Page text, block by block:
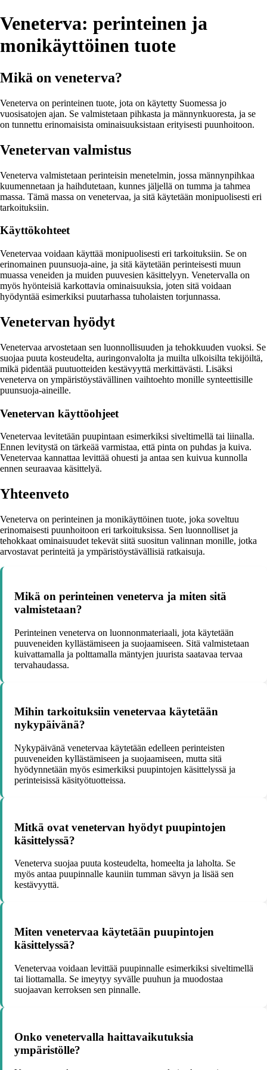
Veneterva: perinteinen ja
monikäyttöinen tuote
Mikä on veneterva?
Veneterva on perinteinen tuote, jota on käytetty Suomessa jo
vuosisatojen ajan. Se valmistetaan pihkasta ja männynkuoresta, ja se
on tunnettu erinomaisista ominaisuuksistaan erityisesti puunhoitoon.
Venetervan valmistus
Veneterva valmistetaan perinteisin menetelmin, jossa männynpihkaa
kuumennetaan ja haihdutetaan, kunnes jäljellä on tumma ja tahmea
massa. Tämä massa on venetervaa, ja sitä käytetään monipuolisesti eri
tarkoituksiin.
Käyttökohteet
Venetervaa voidaan käyttää monipuolisesti eri tarkoituksiin. Se on
erinomainen puunsuoja-aine, ja sitä käytetään perinteisesti muun
muassa veneiden ja muiden puuvesien käsittelyyn. Venetervalla on
myös hyönteisiä karkottavia ominaisuuksia, joten sitä voidaan
hyödyntää esimerkiksi puutarhassa tuholaisten torjunnassa.
Venetervan hyödyt
Venetervaa arvostetaan sen luonnollisuuden ja tehokkuuden vuoksi. Se
suojaa puuta kosteudelta, auringonvalolta ja muilta ulkoisilta tekijöiltä,
mikä pidentää puutuotteiden kestävyyttä merkittävästi. Lisäksi
veneterva on ympäristöystävällinen vaihtoehto monille synteettisille
puunsuoja-aineille.
Venetervan käyttöohjeet
Venetervaa levitetään puupintaan esimerkiksi siveltimellä tai liinalla.
Ennen levitystä on tärkeää varmistaa, että pinta on puhdas ja kuiva.
Venetervaa kannattaa levittää ohuesti ja antaa sen kuivua kunnolla
ennen seuraavaa käsittelyä.
Yhteenveto
Veneterva on perinteinen ja monikäyttöinen tuote, joka soveltuu
erinomaisesti puunhoitoon eri tarkoituksissa. Sen luonnolliset ja
tehokkaat ominaisuudet tekevät siitä suositun valinnan monille, jotka
arvostavat perinteitä ja ympäristöystävällisiä ratkaisuja.
Mikä on perinteinen veneterva ja miten sitä
valmistetaan?
Perinteinen veneterva on luonnonmateriaali, jota käytetään
puuveneiden kyllästämiseen ja suojaamiseen. Sitä valmistetaan
kuivattamalla ja polttamalla mäntyjen juurista saatavaa tervaa
tervahaudassa.
Mihin tarkoituksiin venetervaa käytetään
nykypäivänä?
Nykypäivänä venetervaa käytetään edelleen perinteisten
puuveneiden kyllästämiseen ja suojaamiseen, mutta sitä
hyödynnetään myös esimerkiksi puupintojen käsittelyssä ja
perinteisissä käsityötuotteissa.
Mitkä ovat venetervan hyödyt puupintojen
käsittelyssä?
Veneterva suojaa puuta kosteudelta, homeelta ja laholta. Se
myös antaa puupinnalle kauniin tumman sävyn ja lisää sen
kestävyyttä.
Miten venetervaa käytetään puupintojen
käsittelyssä?
Venetervaa voidaan levittää puupinnalle esimerkiksi siveltimellä
tai liottamalla. Se imeytyy syvälle puuhun ja muodostaa
suojaavan kerroksen sen pinnalle.
Onko venetervalla haittavaikutuksia
ympäristölle?